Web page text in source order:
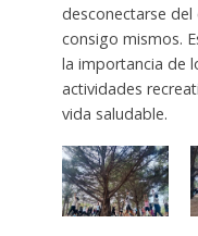
desconectarse
consigo mismos.
la importancia de
actividades
vida saludable.